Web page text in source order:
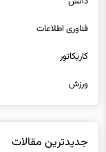
فناوری اطلاعات
کاریکاتور
ورزش